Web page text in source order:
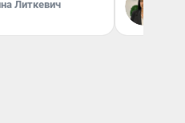
Литкевич